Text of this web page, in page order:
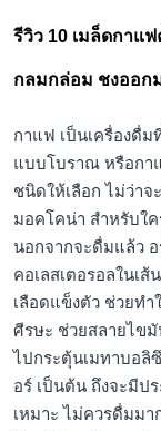
รีวิว 10 เมล็ดกาแ
กลมกล่อม ชงออก
กาแฟ เป็นเครื่องดื่
แบบโบราณ หรือกา
ชนิดให้เลือก ไม่ว่าจ
มอคโคน่า สำหรับใ
นอกจากจะดื่มแล้ว
คอเลสเตอรอลในเ
เลือดแข็งตัว ช่วยทำ
ศีรษะ ช่วยสลายไขมั
ไปกระตุ้นเมทาบอลิ
อร์ เป็นต้น ถึงจะมี
เหมาะ ไม่ควรดื่มม